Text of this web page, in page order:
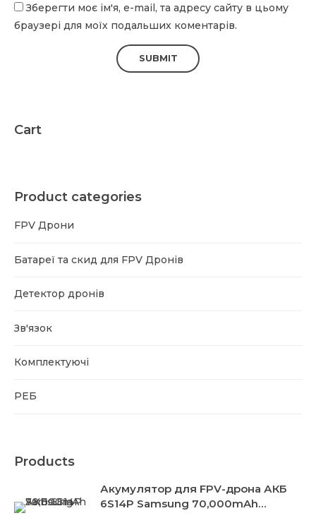
Зберегти моє ім'я, e-mail, та адресу сайту в цьому
браузері для моїх подальших коментарів.
Cart
Product categories
FPV Дрони
Батареї та скид для FPV Дронів
Детектор дронів
Зв'язок
Комплектуючі
РЕБ
Products
Акумулятор для FPV-дрона АКБ
6S14P Samsung 70,000mAh